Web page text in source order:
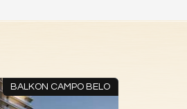
BALKON CAMPO BELO